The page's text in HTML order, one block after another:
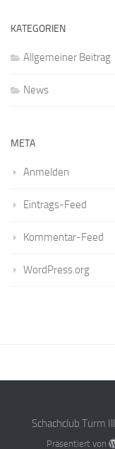
KATEGORIEN
Allgemeiner Beitrag
News
META
Anmelden
Eintrags-Feed
Kommentar-Feed
WordPress.org
Schachclub Turm
Präsentiert von